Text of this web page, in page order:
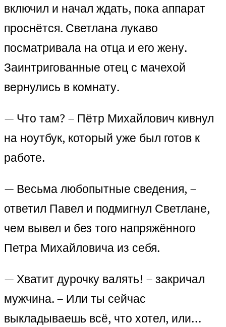
включил и начал ждать, пока аппарат
проснётся. Светлана лукаво
посматривала на отца и его жену.
Заинтригованные отец с мачехой
вернулись в комнату.
— Что там? – Пётр Михайлович кивнул
на ноутбук, который уже был готов к
работе.
— Весьма любопытные сведения, –
ответил Павел и подмигнул Светлане,
чем вывел и без того напряжённого
Петра Михайловича из себя.
— Хватит дурочку валять! – закричал
мужчина. – Или ты сейчас
выкладываешь всё, что хотел, или…